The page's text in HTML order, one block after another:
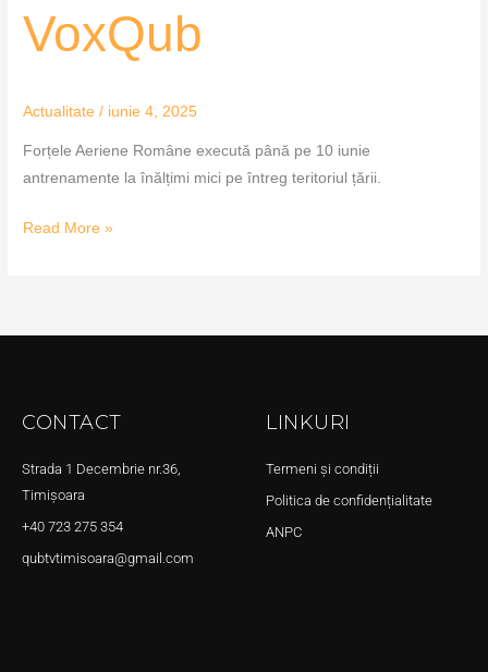
VoxQub
Actualitate / iunie 4, 2025
Forțele Aeriene Române execută până pe 10 iunie
antrenamente la înălțimi mici pe întreg teritoriul țării.
Read More »
CONTACT
Strada 1 Decembrie nr.36,
Timișoara
+40 723 275 354
qubtvtimisoara@gmail.com
LINKURI
Termeni și condiții
Politica de confidențialitate
ANPC